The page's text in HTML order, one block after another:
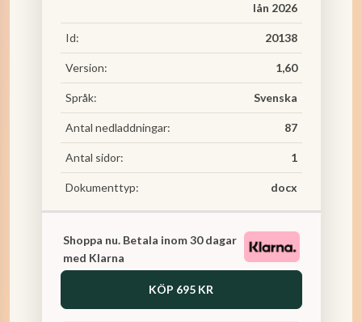
lån 2026
Id: 20138
Version: 1,60
Språk: Svenska
Antal nedladdningar: 87
Antal sidor: 1
Dokumenttyp: docx
Shoppa nu. Betala inom 30 dagar
med Klarna
KÖP 695 KR